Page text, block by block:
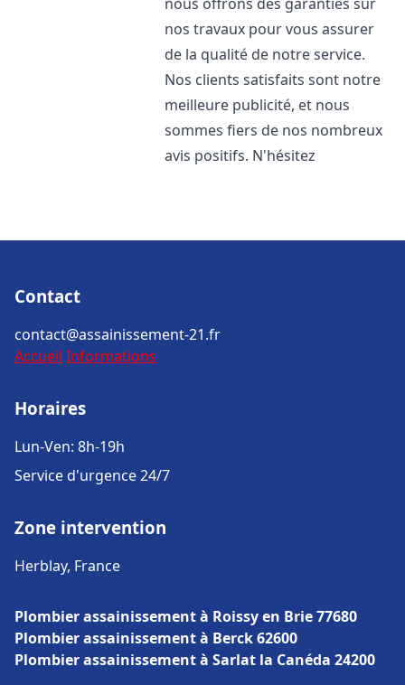
nos travaux pour vous assurer
de la qualité de notre service.
Nos clients satisfaits sont notre
meilleure publicité, et nous
sommes fiers de nos nombreux
avis positifs. N'hésitez
Contact
contact@assainissement-21.fr
Accueil Informations
Horaires
Lun-Ven: 8h-19h
Service d'urgence 24/7
Zone intervention
Herblay, France
Plombier assainissement à Roissy en Brie 77680
Plombier assainissement à Berck 62600
Plombier assainissement à Sarlat la Canéda 24200